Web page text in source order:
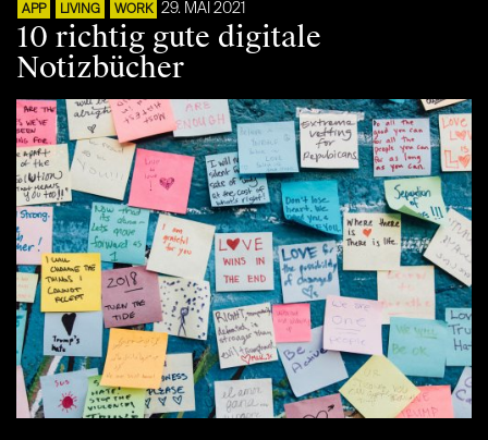
APP LIVING WORK 29. MAI 2021
10 richtig gute digitale
Notizbücher